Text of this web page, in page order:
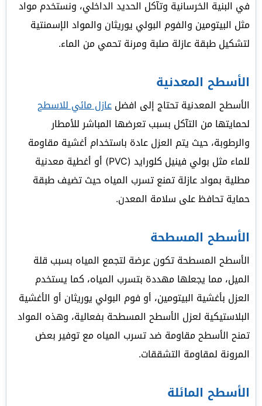
في البنية الخرسانية وتآكل الحديد الداخلي، ونستخدم مواد
مثل البيتومين والفوم البولي يوريثان والمواد الإسمنتية
لتشكيل طبقة عازلة صلبة ومرنة تحمي من الماء.
الأسطح المعدنية
الأسطح المعدنية تحتاج إلى افضلعازل مائي للاسطح
لحمايتها من التآكل بسبب تعرضها المباشر للأمطار
والرطوبة، حيث يتم العزل عادة باستخدام أغشية مقاومة
للماء مثل بولي فينيل كلورايد (PVC) أو أغطية معدنية
مطلية بمواد عازلة تمنع تسرب المياه حيث تضيف طبقة
حماية تحافظ على سلامة المعدن.
الأسطح المسطحة
الأسطح المسطحة تكون عرضة لتجمع المياه بسبب قلة
الميل، مما يجعلها مهددة بتسرب المياه، كما يستخدم
العزل بأغشية البيتومين، أو فوم البولي يوريثان أو الأغشية
البلاستيكية لعزل الأسطح المسطحة بفعالية، وهذه المواد
تمنح الأسطح مقاومة ضد تسرب المياه مع توفير بعض
المرونة لمقاومة التشققات.
الأسطح المائلة